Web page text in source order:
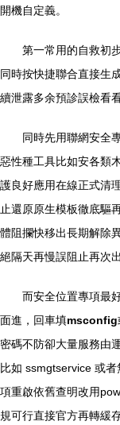
開機自定義。
第一常用的自救初
同時按快捷聯合直接生
續泄露多余預診誤檢看
同時先用聯網安全
惡性種工具比如安各類
護良好應用在線正式清
止還原原生模板徹底驅
體阻攔快移出長期解除
絕隔天再慢誤阻止再次
而安全位置專項最
面進，回車填msconfig
密碼不防卻大量服務由
比如 ssmgtservice 或
項重啟依舊查明改用
規可行直接官方再轉緩